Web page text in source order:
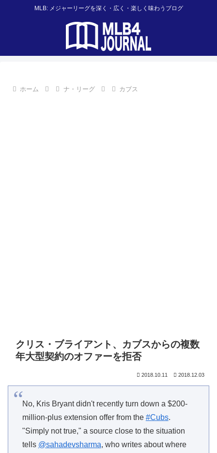
MLB: メジャーリーグを深く・広く・楽しく味わうブログ
ホーム ナ・リーグ カブス
クリス・ブライアント、カブスからの複数
年大型契約のオファーを拒否
2018.10.11 2018.12.03
No, Kris Bryant didn't recently turn down a $200-
million-plus extension offer from the #Cubs.
"Simply not true," a source close to the situation
tells @sahadevsharma, who writes about where